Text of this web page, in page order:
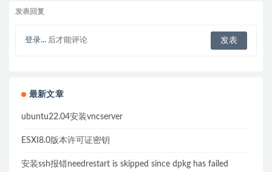
发表回复
登录... 后才能评论
最新文章
ubuntu22.04安装vncserver
ESXI8.0版本许可证密钥
安装ssh报错needrestart is skipped since dpkg has failed